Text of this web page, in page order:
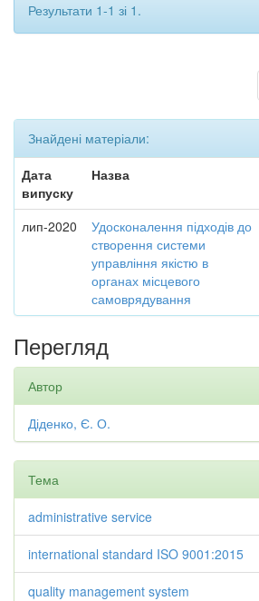
Результати 1-1 зі 1.
Знайдені матеріали:
Дата
випуску
Назва
лип-2020
Удосконалення підходів до
створення системи
управління якістю в
органах місцевого
самоврядування
Перегляд
Автор
Діденко, Є. О.
Тема
administrative service
international standard ISO 9001:2015
quality management system